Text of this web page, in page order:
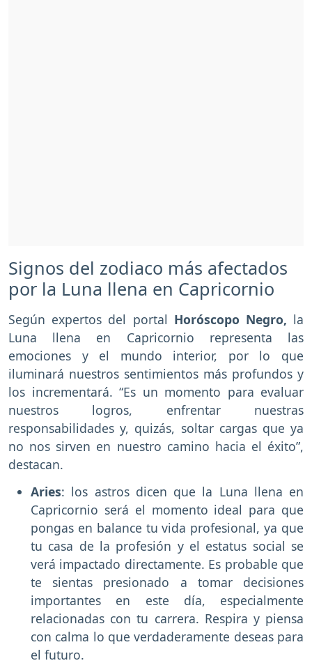
Signos del zodiaco más afectados
por la Luna llena en Capricornio
Según expertos del portal Horóscopo Negro, la
Luna llena en Capricornio representa las
emociones y el mundo interior, por lo que
iluminará nuestros sentimientos más profundos y
los incrementará. “Es un momento para evaluar
nuestros logros, enfrentar nuestras
responsabilidades y, quizás, soltar cargas que ya
no nos sirven en nuestro camino hacia el éxito”,
destacan.
Aries: los astros dicen que la Luna llena en
Capricornio será el momento ideal para que
pongas en balance tu vida profesional, ya que
tu casa de la profesión y el estatus social se
verá impactado directamente. Es probable que
te sientas presionado a tomar decisiones
importantes en este día, especialmente
relacionadas con tu carrera. Respira y piensa
con calma lo que verdaderamente deseas para
el futuro.